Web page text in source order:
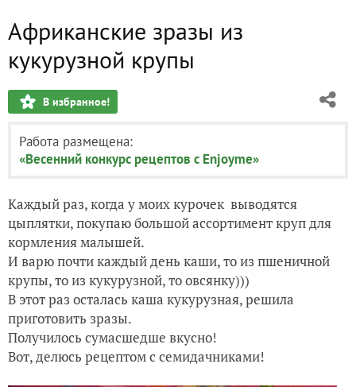
Африканские зразы из
кукурузной крупы
В избранное!
Работа размещена:
«Весенний конкурс рецептов с Enjoyme»
Каждый раз, когда у моих курочек выводятся
цыплятки, покупаю большой ассортимент круп для
кормления малышей.
И варю почти каждый день каши, то из пшеничной
крупы, то из кукурузной, то овсянку)))
В этот раз осталась каша кукурузная, решила
приготовить зразы.
Получилось сумасшедше вкусно!
Вот, делюсь рецептом с семидачниками!